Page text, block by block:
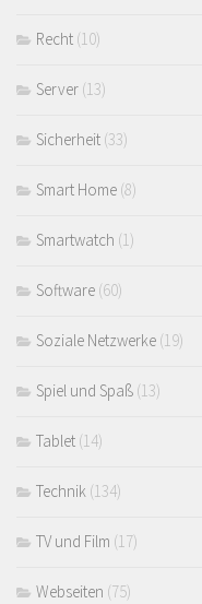
Recht (10)
Server (13)
Sicherheit (33)
Smart Home (8)
Smartwatch (1)
Software (60)
Soziale Netzwerke (19)
Spiel und Spaß (13)
Tablet (14)
Technik (134)
TV und Film (17)
Webseiten (75)